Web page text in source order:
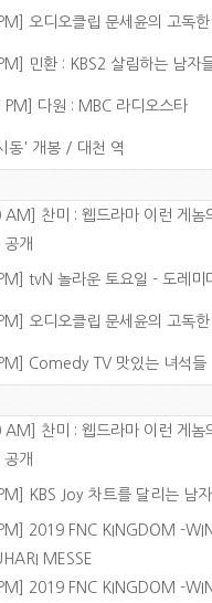
오디오클립 문세윤의 고독
민환 : KBS2 살림하는 남자
PM] 다원 : MBC 라디오스타
동' 개봉 / 대천 역
AM] 찬미 : 웹드라마 이런 게
개
tvN 놀라운 토요일 - 도레미
오디오클립 문세윤의 고독
Comedy TV 맛있는 녀석들
AM] 찬미 : 웹드라마 이런 게
개
KBS Joy 차트를 달리는 남자
2019 FNC KINGDOM -
MESSE
2019 FNC KINGDOM -